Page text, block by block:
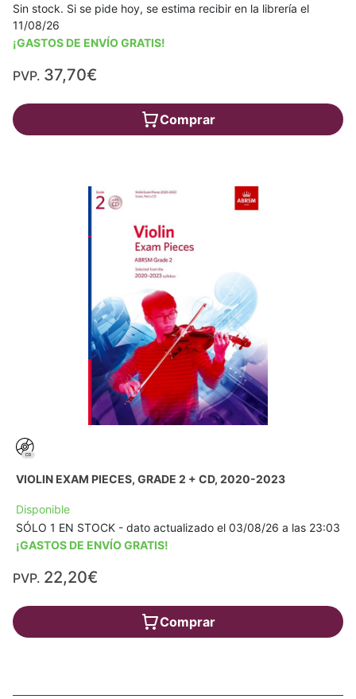
Sin stock. Si se pide hoy, se estima recibir en la librería el
11/08/26
¡GASTOS DE ENVÍO GRATIS!
PVP. 37,70€
Comprar
VIOLIN EXAM PIECES, GRADE 2 + CD, 2020-2023
Disponible
SÓLO 1 EN STOCK - dato actualizado el 03/08/26 a las 23:03
¡GASTOS DE ENVÍO GRATIS!
PVP. 22,20€
Comprar